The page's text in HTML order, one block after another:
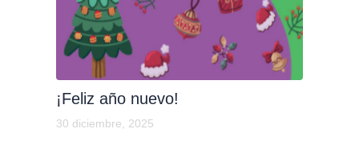
¡Feliz año nuevo!
30 diciembre, 2025